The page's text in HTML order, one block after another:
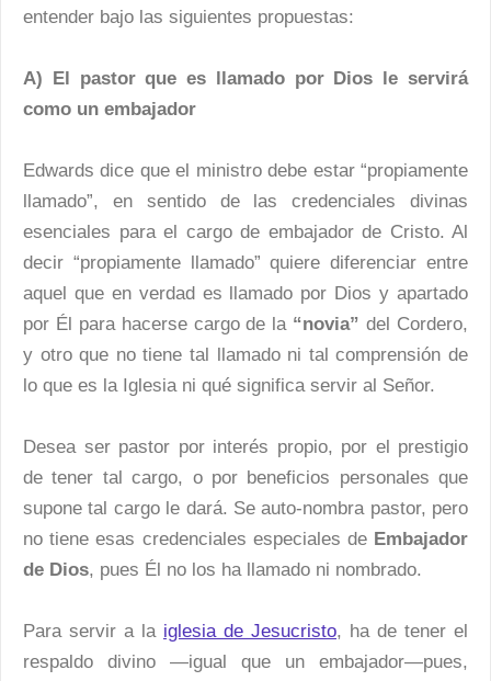
entender bajo las siguientes propuestas:
A) El pastor que es llamado por Dios le servirá
como un embajador
Edwards dice que el ministro debe estar “propiamente
llamado”, en sentido de las credenciales divinas
esenciales para el cargo de embajador de Cristo. Al
decir “propiamente llamado” quiere diferenciar entre
aquel que en verdad es llamado por Dios y apartado
por Él para hacerse cargo de la “novia” del Cordero,
y otro que no tiene tal llamado ni tal comprensión de
lo que es la Iglesia ni qué significa servir al Señor.
Desea ser pastor por interés propio, por el prestigio
de tener tal cargo, o por beneficios personales que
supone tal cargo le dará. Se auto-nombra pastor, pero
no tiene esas credenciales especiales de Embajador
de Dios, pues Él no los ha llamado ni nombrado.
Para servir a la iglesia de Jesucristo, ha de tener el
respaldo divino —igual que un embajador—pues,